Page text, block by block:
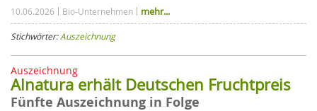
10.06.2026 Bio-Unternehmen mehr...
Stichwörter:Auszeichnung
Auszeichnung
Alnatura erhält Deutschen Fruchtpreis
Fünfte Auszeichnung in Folge